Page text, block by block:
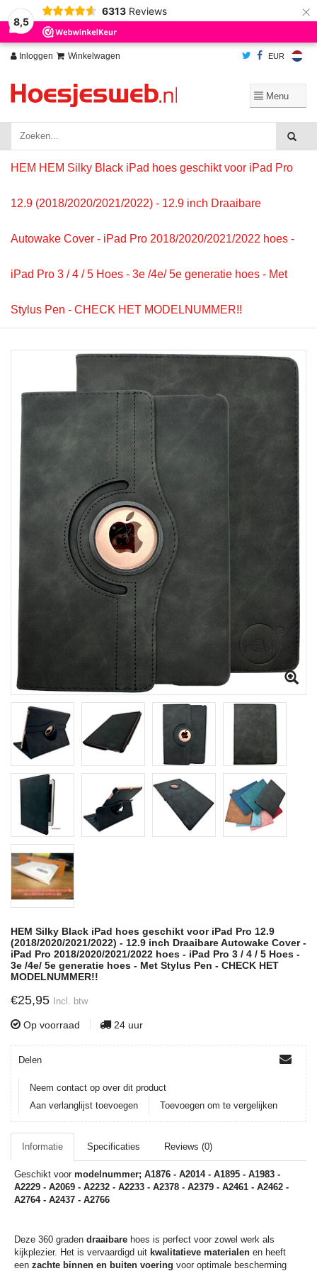
8,5
6313 Reviews ×
Inloggen Winkelwagen EUR
HEM HEM Silky Black iPad hoes geschikt voor iPad Pro
12.9 (2018/2020/2021/2022) - 12.9 inch Draaibare
Autowake Cover - iPad Pro 2018/2020/2021/2022 hoes -
iPad Pro 3 / 4 / 5 Hoes - 3e /4e/ 5e generatie hoes - Met
Stylus Pen - CHECK HET MODELNUMMER!!
HEM Silky Black iPad hoes geschikt voor iPad Pro 12.9
(2018/2020/2021/2022) - 12.9 inch Draaibare Autowake Cover -
iPad Pro 2018/2020/2021/2022 hoes - iPad Pro 3 / 4 / 5 Hoes -
3e /4e/ 5e generatie hoes - Met Stylus Pen - CHECK HET
MODELNUMMER!!
€25,95 Incl. btw
Op voorraad 24 uur
Delen
Neem contact op over dit product
Aan verlanglijst toevoegen
Toevoegen om te vergelijken
Informatie Specificaties Reviews (0)
Geschikt voor modelnummer; A1876 - A2014 - A1895 - A1983 -
A2229 - A2069 - A2232 - A2233 - A2378 - A2379 - A2461 - A2462 -
A2764 - A2437 - A2766
Deze 360 graden draaibare hoes is perfect voor zowel werk als
kijkplezier. Het is vervaardigd uit kwalitatieve materialen en heeft
een zachte binnen en buiten voering voor optimale bescherming
Wij slaan cookies op om onze website te verbeteren. Is dat akkoord?
Ja
Nee